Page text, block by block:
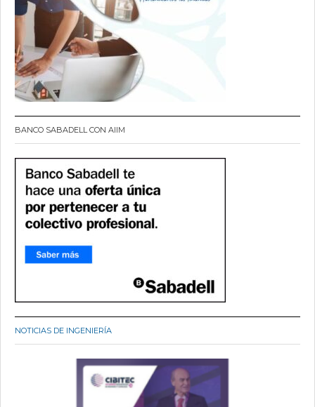
BANCO SABADELL CON AIIM
NOTICIAS DE INGENIERÍA